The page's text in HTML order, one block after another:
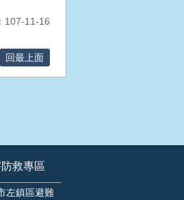
107-11-16
回最上面
救專區
左鎮區避難